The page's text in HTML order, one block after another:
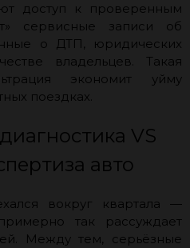
доступ к проверенным
сервисные записи об
о ДТП, юридических
владельцев. Такая
экономит уйму
поездках.
VS
авто
вокруг квартала —
так рассуждает
Между тем, серьёзные